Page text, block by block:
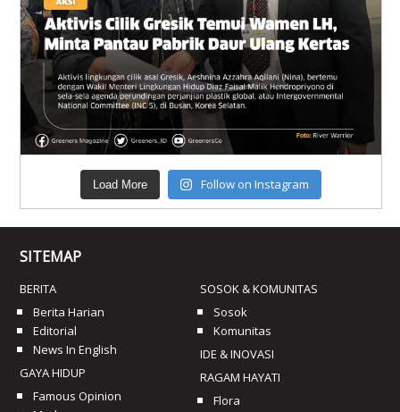
Load More Follow on Instagram
SITEMAP
BERITA
Berita Harian
Editorial
News In English
GAYA HIDUP
Famous Opinion
SOSOK & KOMUNITAS
Sosok
Komunitas
IDE & INOVASI
RAGAM HAYATI
Flora